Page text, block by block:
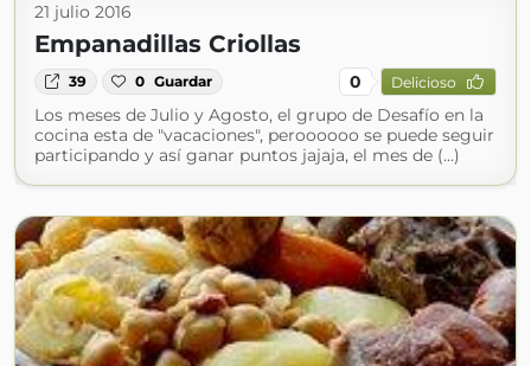
21 julio 2016
Empanadillas Criollas
39 0 Guardar 0 Delicioso
Los meses de Julio y Agosto, el grupo de Desafío en la
cocina esta de "vacaciones", peroooooo se puede seguir
participando y así ganar puntos jajaja, el mes de (...)